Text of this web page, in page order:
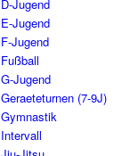
D-Jugend
E-Jugend
F-Jugend
Fußball
G-Jugend
Geraeteturnen (7-9J)
Gymnastik
Intervall